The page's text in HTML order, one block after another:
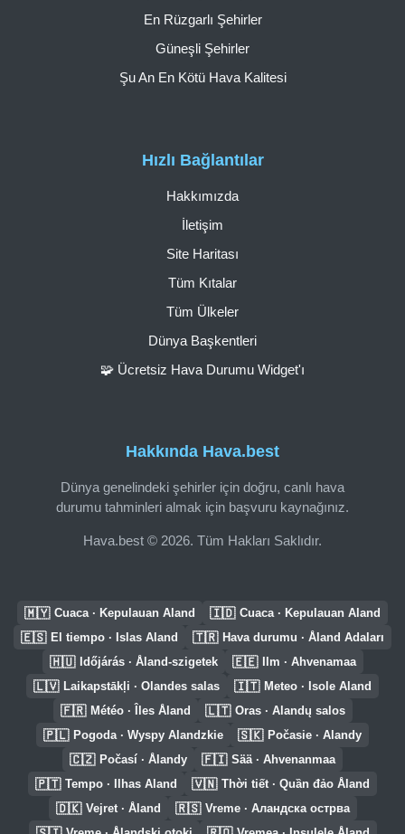
Hakkında Hava.best
Dünya genelindeki şehirler için doğru, canlı hava
durumu tahminleri almak için başvuru kaynağınız.
Hava.best © 2026. Tüm Hakları Saklıdır.
Hızlı Bağlantılar
Hakkımızda
İletişim
Site Haritası
Tüm Kıtalar
Tüm Ülkeler
Dünya Başkentleri
🧩 Ücretsiz Hava Durumu Widget'ı
En Rüzgarlı Şehirler
Güneşli Şehirler
Şu An En Kötü Hava Kalitesi
🇲🇾 Cuaca · Kepulauan Aland 🇮🇩 Cuaca · Kepulauan Aland
🇪🇸 El tiempo · Islas Aland 🇹🇷 Hava durumu · Åland Adaları
🇭🇺 Időjárás · Åland-szigetek 🇪🇪 Ilm · Ahvenamaa
🇱🇻 Laikapstākļi · Olandes salas 🇮🇹 Meteo · Isole Aland
🇫🇷 Météo · Îles Åland 🇱🇹 Oras · Alandų salos
🇵🇱 Pogoda · Wyspy Alandzkie 🇸🇰 Počasie · Alandy
🇨🇿 Počasí · Ålandy 🇫🇮 Sää · Ahvenanmaa
🇵🇹 Tempo · Ilhas Aland 🇻🇳 Thời tiết · Quần đảo Åland
🇩🇰 Vejret · Åland 🇷🇸 Vreme · Аландска острва